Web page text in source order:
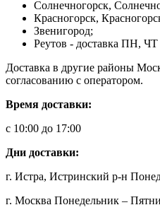
Солнечногорск,
Красногорск,
Звенигород;
Реутов - доставка ПН, ЧТ
Доставка в другие районы
согласованию с оператором.
Время доставки:
с 10:00 до 17:00
Дни доставки:
г. Истра, Истринский р-н
г. Москва Понедельник –